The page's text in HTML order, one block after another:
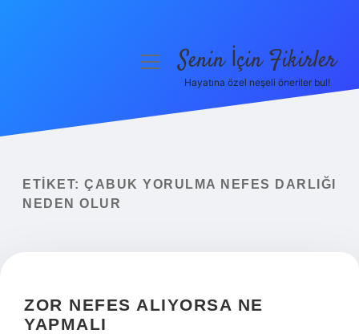
Yasal Uyarı
menüyüSenin İçin Fikirler
Hayatına özel neşeli öneriler bul!
ETIKET: ÇABUK YORULMA NEFES DARLIĞI
NEDEN OLUR
ZOR NEFES ALIYORSA NE
YAPMALI